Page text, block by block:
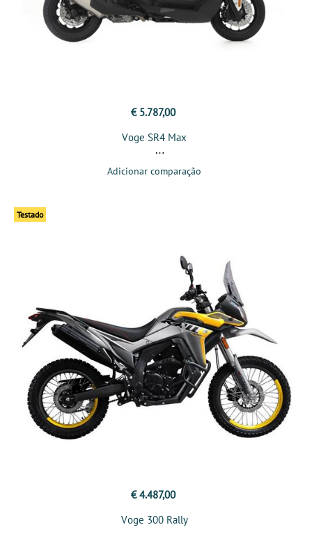
€ 5.787,00
Voge SR4 Max
Adicionar comparação
Testado
€ 4.487,00
Voge 300 Rally